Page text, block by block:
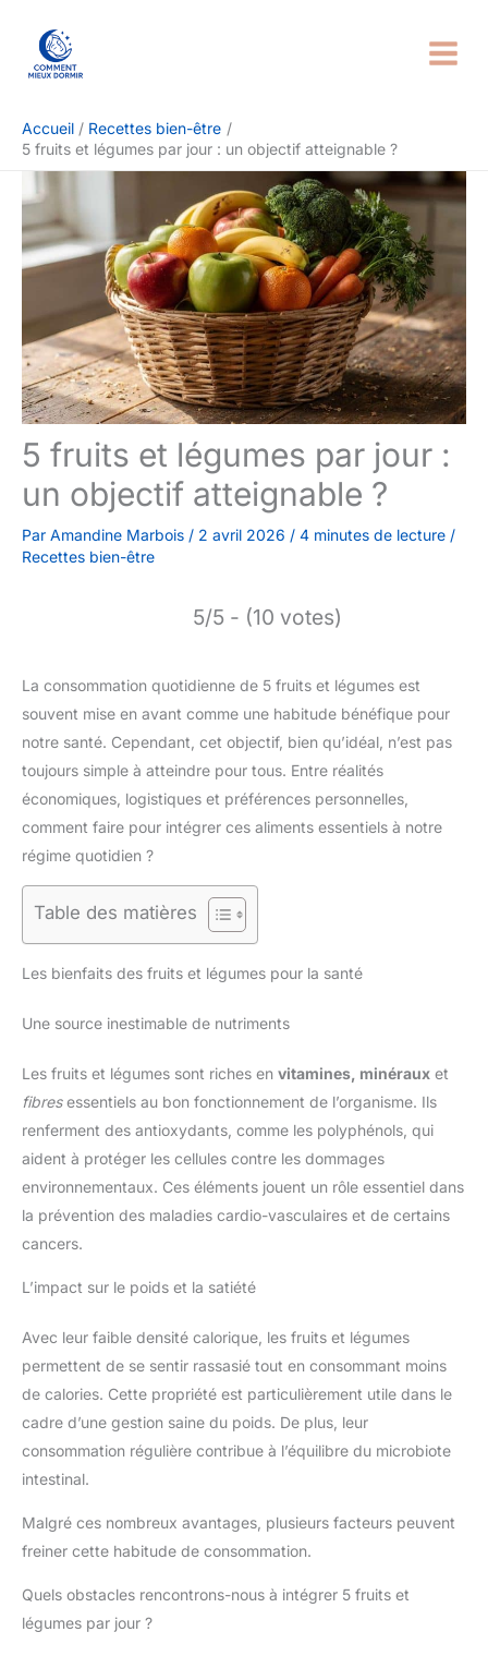
contenu
Accueil
Recettes bien-être
5 fruits et légumes par jour : un objectif atteignable ?
5 fruits et légumes par jour :
un objectif atteignable ?
Par Amandine Marbois / 2 avril 2026 / 4 minutes de lecture /
Recettes bien-être
5/5 - (10 votes)
La consommation quotidienne de 5 fruits et légumes est
souvent mise en avant comme une habitude bénéfique pour
notre santé. Cependant, cet objectif, bien qu’idéal, n’est pas
toujours simple à atteindre pour tous. Entre réalités
économiques, logistiques et préférences personnelles,
comment faire pour intégrer ces aliments essentiels à notre
régime quotidien ?
Table des matières
Les bienfaits des fruits et légumes pour la santé
Une source inestimable de nutriments
Les fruits et légumes sont riches en vitamines, minéraux et
fibresessentiels au bon fonctionnement de l’organisme. Ils
renferment des antioxydants, comme les polyphénols, qui
aident à protéger les cellules contre les dommages
environnementaux. Ces éléments jouent un rôle essentiel dans
la prévention des maladies cardio-vasculaires et de certains
cancers.
L’impact sur le poids et la satiété
Avec leur faible densité calorique, les fruits et légumes
permettent de se sentir rassasié tout en consommant moins
de calories. Cette propriété est particulièrement utile dans le
cadre d’une gestion saine du poids. De plus, leur
consommation régulière contribue à l’équilibre du microbiote
intestinal.
Malgré ces nombreux avantages, plusieurs facteurs peuvent
freiner cette habitude de consommation.
Quels obstacles rencontrons-nous à intégrer 5 fruits et
légumes par jour ?